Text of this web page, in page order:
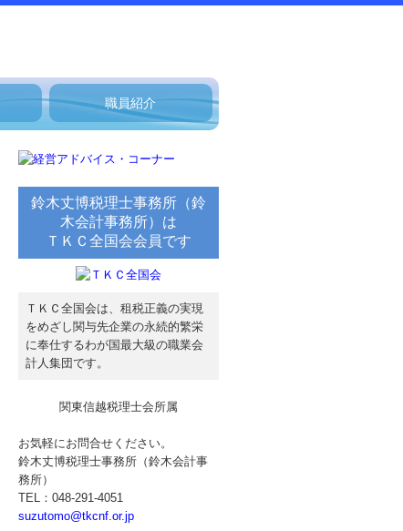
職員紹介
鈴木丈博税理士事務所（鈴
木会計事務所）は
ＴＫＣ全国会会員です
ＴＫＣ全国会は、租税正義の実現
をめざし関与先企業の永続的繁栄
に奉仕するわが国最大級の職業会
計人集団です。
関東信越税理士会所属
お気軽にお問合せください。
鈴木丈博税理士事務所（鈴木会計事
務所）
TEL：048-291-4051
suzutomo@tkcnf.or.jp